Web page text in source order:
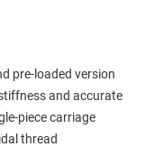
pre-loaded version
and accurate
piece carriage
thread